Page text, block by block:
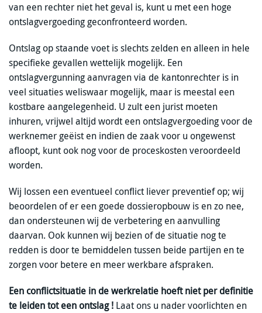
van een rechter niet het geval is, kunt u met een hoge
ontslagvergoeding geconfronteerd worden.
Ontslag op staande voet is slechts zelden en alleen in hele
specifieke gevallen wettelijk mogelijk. Een
ontslagvergunning aanvragen via de kantonrechter is in
veel situaties weliswaar mogelijk, maar is meestal een
kostbare aangelegenheid. U zult een jurist moeten
inhuren, vrijwel altijd wordt een ontslagvergoeding voor de
werknemer geëist en indien de zaak voor u ongewenst
afloopt, kunt ook nog voor de proceskosten veroordeeld
worden.
Wij lossen een eventueel conflict liever preventief op; wij
beoordelen of er een goede dossieropbouw is en zo nee,
dan ondersteunen wij de verbetering en aanvulling
daarvan. Ook kunnen wij bezien of de situatie nog te
redden is door te bemiddelen tussen beide partijen en te
zorgen voor betere en meer werkbare afspraken.
Een conflictsituatie in de werkrelatie hoeft niet per definitie
te leiden tot een ontslag ! Laat ons u nader voorlichten en